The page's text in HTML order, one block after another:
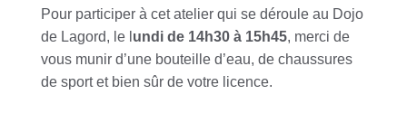
Pour participer à cet atelier qui se déroule au Dojo
de Lagord, le l undi de 14h30 à 15h45, merci de
vous munir d’une bouteille d’eau, de chaussures
de sport et bien sûr de votre licence.